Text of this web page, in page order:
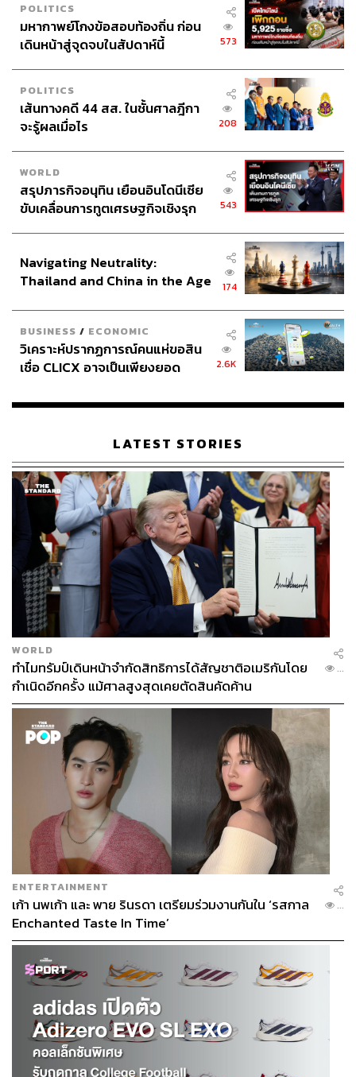
POLITICS
มหากาพย์โกงข้อสอบท้องถิ่น ก่อน
เดินหน้าสู่จุดจบในสัปดาห์นี้
573
POLITICS
เส้นทางคดี 44 สส. ในชั้นศาลฎีกา
จะรู้ผลเมื่อไร
208
WORLD
สรุปภารกิจอนุทิน เยือนอินโดนีเซีย
ขับเคลื่อนการทูตเศรษฐกิจเชิงรุก
543
Navigating Neutrality:
Thailand and China in the Age
174
BUSINESS / ECONOMIC
วิเคราะห์ปรากฏการณ์คนแห่ขอสิน
เชื่อ CLICX อาจเป็นเพียงยอด
เรือนไทยที่ถูกซุกไว้
2.6K
LATEST STORIES
WORLD
ทำไมทรัมป์เดินหน้าจำกัดสิทธิการได้สัญชาติอเมริกันโดย
กำเนิดอีกครั้ง แม้ศาลสูงสุดเคยตัดสินคัดค้าน
...
ENTERTAINMENT
เก้า นพเก้า และ พาย รินรดา เตรียมร่วมงานกันใน ‘รสกาล
Enchanted Taste In Time’
...